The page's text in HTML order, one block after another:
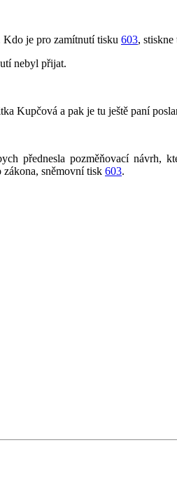
Kdo je pro zamítnutí tisku 603,
nebyl přijat.
Kupčová a pak je tu ještě paní
přednesla pozměňovací návrh,
sněmovní tisk 603.